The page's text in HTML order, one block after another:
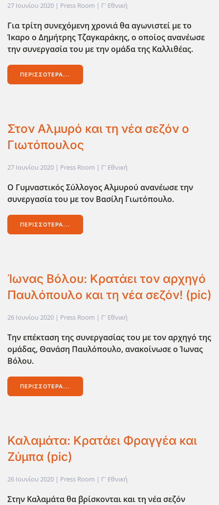
27 Ιουνίου 2020 | Press Room | Γ' Εθνική
Για τρίτη συνεχόμενη χρονιά θα αγωνιστεί με το
Ίκαρο ο Δημήτρης Τζαγκαράκης, ο οποίος ανανέωσε
την συνεργασία του με την ομάδα της Καλλιθέας.
ΠΕΡΙΣΣΌΤΕΡΑ...
Στον Αλμυρό και τη νέα σεζόν ο
Γιωτόπουλος
27 Ιουνίου 2020 | Press Room | Γ' Εθνική
Ο Γυμναστικός Σύλλογος Αλμυρού ανανέωσε την
συνεργασία του με τον Βασίλη Γιωτόπουλο.
ΠΕΡΙΣΣΌΤΕΡΑ...
Ίωνας Βόλου: Κρατάει τον αρχηγό
Παυλόπουλο και τη νέα σεζόν! (pic)
26 Ιουνίου 2020 | Press Room | Γ' Εθνική
Την επέκταση της συνεργασίας του με τον αρχηγό της
ομάδας, Θανάση Παυλόπουλο, ανακοίνωσε ο Ίωνας
Βόλου.
ΠΕΡΙΣΣΌΤΕΡΑ...
Καλαμάτα: Κρατάει Φραγγέα και
Ζύμπα (pic)
26 Ιουνίου 2020 | Press Room | Γ' Εθνική
Στην Καλαμάτα θα βρίσκονται και τη νέα σεζόν